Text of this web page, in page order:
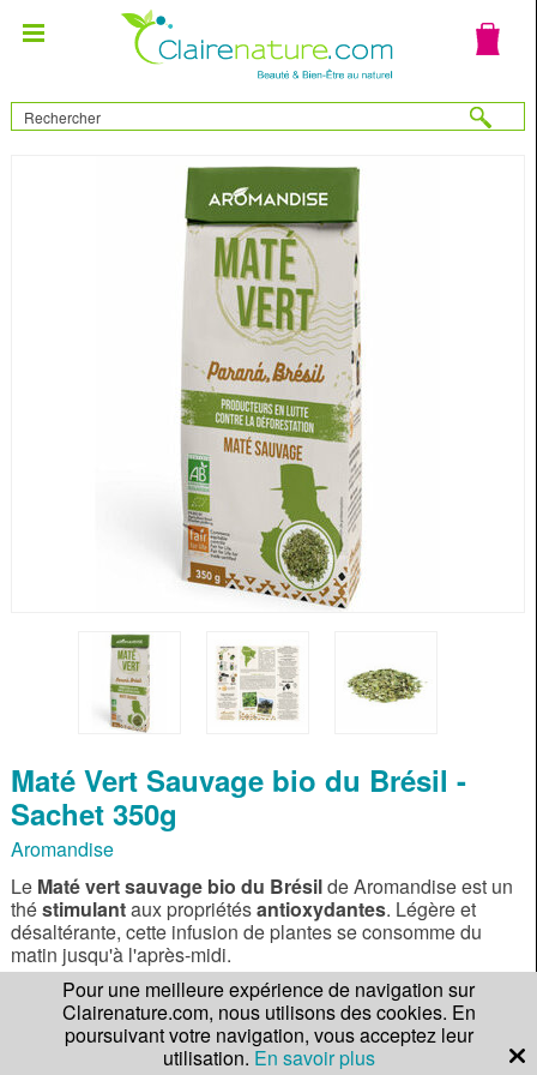
Maté Vert Sauvage bio du Brésil -
Sachet 350g
Aromandise
Le Maté vert sauvage bio du Brésilde Aromandise est un
théstimulantaux propriétésantioxydantes. Légère et
désaltérante, cette infusion de plantes se consomme du
matin jusqu'à l'après-midi.
En savoir plus
Pour une meilleure expérience de navigation sur
Clairenature.com, nous utilisons des cookies. En
poursuivant votre navigation, vous acceptez leur
utilisation. En savoir plus